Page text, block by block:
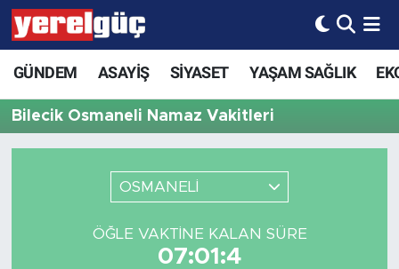
GÜNDEM ASAYİŞ SİYASET YAŞAM SAĞLIK
Bilecik Osmaneli Namaz Vakitleri
OSMANELİ
ÖĞLE VAKTINE KALAN SÜRE
07:01:4